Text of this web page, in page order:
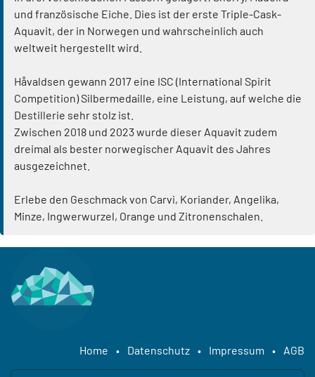
und französische Eiche. Dies ist der erste Triple-Cask-
Aquavit, der in Norwegen und wahrscheinlich auch
weltweit hergestellt wird.
Håvaldsen gewann 2017 eine ISC (International Spirit
Competition) Silbermedaille, eine Leistung, auf welche die
Destillerie sehr stolz ist.
Zwischen 2018 und 2023 wurde dieser Aquavit zudem
dreimal als bester norwegischer Aquavit des Jahres
ausgezeichnet.
Erlebe den Geschmack von Carvi, Koriander, Angelika,
Minze, Ingwerwurzel, Orange und Zitronenschalen.
Home • Datenschutz • Impressum • AGB